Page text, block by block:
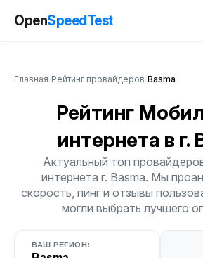
OpenSpeedTest
Главная Рейтинг провайдеров Basma
Рейтинг
интернета в г.
Актуальный топ
интернета г. Basma. Мы
скорость, пинг и отзывы
могли выбрать лучшего
ВАШ РЕГИОН: